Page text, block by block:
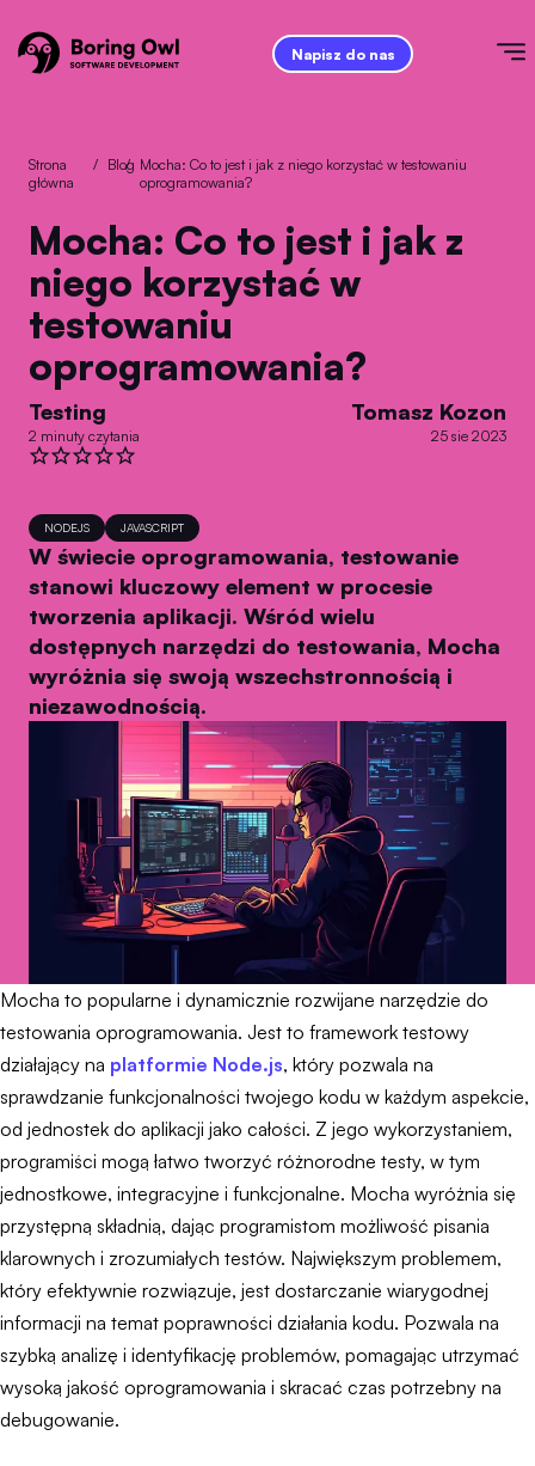
Napisz do nas
Strona
główna
/ Blog
/ Mocha: Co to jest i jak z niego korzystać w testowaniu
oprogramowania?
Mocha: Co to jest i jak z
niego korzystać w
testowaniu
oprogramowania?
Testing
2 minuty czytania
Tomasz Kozon
25 sie 2023
NODEJS JAVASCRIPT
W świecie oprogramowania, testowanie
stanowi kluczowy element w procesie
tworzenia aplikacji. Wśród wielu
dostępnych narzędzi do testowania, Mocha
wyróżnia się swoją wszechstronnością i
niezawodnością.
Mocha to popularne i dynamicznie rozwijane narzędzie do
testowania oprogramowania. Jest to framework testowy
działający na platformie Node.js, który pozwala na
sprawdzanie funkcjonalności twojego kodu w każdym aspekcie,
od jednostek do aplikacji jako całości. Z jego wykorzystaniem,
programiści mogą łatwo tworzyć różnorodne testy, w tym
jednostkowe, integracyjne i funkcjonalne. Mocha wyróżnia się
przystępną składnią, dając programistom możliwość pisania
klarownych i zrozumiałych testów. Największym problemem,
który efektywnie rozwiązuje, jest dostarczanie wiarygodnej
informacji na temat poprawności działania kodu. Pozwala na
szybką analizę i identyfikację problemów, pomagając utrzymać
wysoką jakość oprogramowania i skracać czas potrzebny na
debugowanie.